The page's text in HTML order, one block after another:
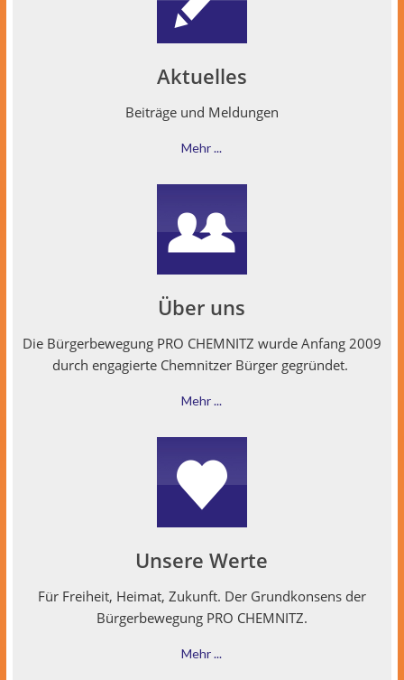
Aktuelles
Beiträge und Meldungen
Mehr ...
Über uns
Die Bürg­er­be­we­gung PRO CHEMNITZ wurde Anfang 2009
durch engagierte Chem­nitzer Bürg­er gegründet.
Mehr ...
Unsere Werte
Für Frei­heit, Heimat, Zukun­ft. Der Grund­kon­sens der
Bürg­er­be­we­gung PRO CHEMNITZ.
Mehr ...